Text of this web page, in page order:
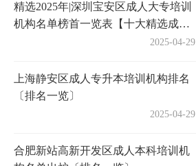
精选2025年|深圳宝安区成人大专培训
机构名单榜首一览表【十大精选成人
2025-04-29
上海静安区成人专升本培训机构排名
〔排名一览〕
2025-04-29
合肥新站高新开发区成人本科培训机